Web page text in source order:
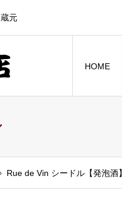
元
HOME
Rue de Vin シードル【発泡